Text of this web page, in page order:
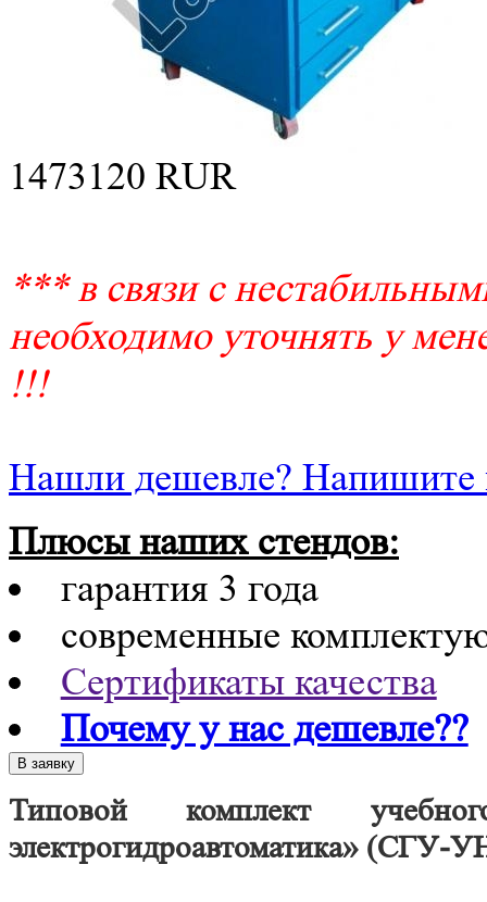
1473120 RUR
*** в связи с
необходимо уточнять у
!!!
Нашли дешевле?
Плюсы наших стендов:
гарантия 3 года
современные
Сертификаты качества
Почему у нас дешевле??
Типовой комплект
электрогидроавтоматика» (СГУ-